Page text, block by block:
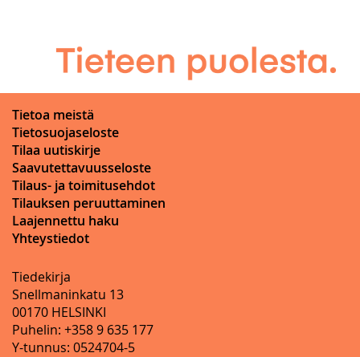
Tietoa meistä
Tietosuojaseloste
Tilaa uutiskirje
Saavutettavuusseloste
Tilaus- ja toimitusehdot
Tilauksen peruuttaminen
Laajennettu haku
Yhteystiedot
Tiedekirja
Snellmaninkatu 13
00170 HELSINKI
Puhelin: +358 9 635 177
Y-tunnus: 0524704-5